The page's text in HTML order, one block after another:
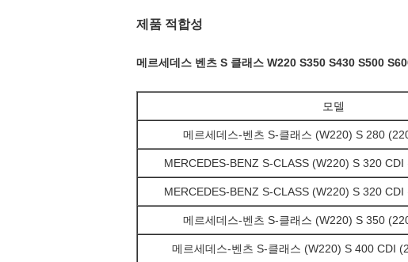
제품 적합성
메르세데스 벤츠 S 클래스 W220 S350 S430 S500
모델
메르세데스-벤츠 S-클래스 (W220) S 280
MERCEDES-BENZ S-CLASS (W220) S 320
MERCEDES-BENZ S-CLASS (W220) S 320
메르세데스-벤츠 S-클래스 (W220) S 350
메르세데스-벤츠 S-클래스 (W220) S 400 CDI